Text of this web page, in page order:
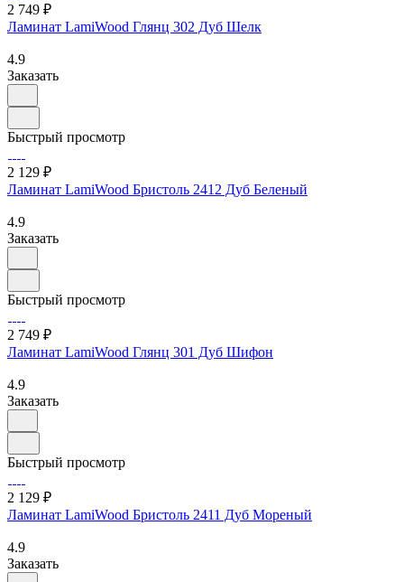
2 749 ₽
Ламинат LamiWood Глянц 302 Дуб Шелк
4.9
Заказать
Быстрый просмотр
2 129 ₽
Ламинат LamiWood Бристоль 2412 Дуб Беленый
4.9
Заказать
Быстрый просмотр
2 749 ₽
Ламинат LamiWood Глянц 301 Дуб Шифон
4.9
Заказать
Быстрый просмотр
2 129 ₽
Ламинат LamiWood Бристоль 2411 Дуб Мореный
4.9
Заказать